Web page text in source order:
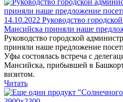
14.10.2022 Руководство
Мансийска приняли наше
Руководство городской
приняли наше предложение
Уфы состоялась встреча с
Мансийска, прибывшей в
визитом.
Читать